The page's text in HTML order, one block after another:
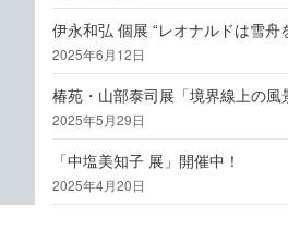
伊永和弘 個展 “レオナルドは雪舟
2025年6月12日
椿苑・山部泰司展「境界線上の風
2025年5月29日
「中塩美知子 展」開催中！
2025年4月20日